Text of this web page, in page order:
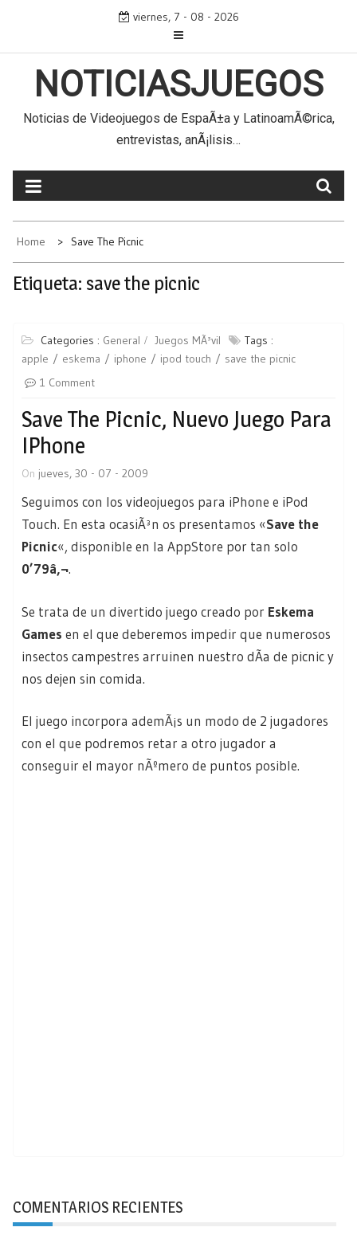
viernes, 7 - 08 - 2026
NOTICIASJUEGOS
Noticias de Videojuegos de EspaÃ±a y LatinoamÃ©rica,
entrevistas, anÃ¡lisis…
Home Save The Picnic
Etiqueta: save the picnic
Categories : General Juegos MÃ³vil
Tags :
apple
eskema iphone ipod touch
save the picnic
1 Comment
Save The Picnic, Nuevo Juego Para
IPhone
On jueves, 30 - 07 - 2009
Seguimos con los videojuegos para iPhone e iPod
Touch. En esta ocasiÃ³n os presentamos «Save the
Picnic«, disponible en la AppStore por tan solo
0’79â‚¬.
Se trata de un divertido juego creado por Eskema
Games en el que deberemos impedir que numerosos
insectos campestres arruinen nuestro dÃ­a de picnic y
nos dejen sin comida.
El juego incorpora ademÃ¡s un modo de 2 jugadores
con el que podremos retar a otro jugador a
conseguir el mayor nÃºmero de puntos posible.
COMENTARIOS RECIENTES